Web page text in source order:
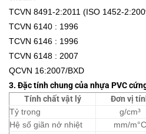
TCVN 8491-2:2011 (ISO 1452-
TCVN 6140 : 1996
TCVN 6146 : 1996
TCVN 6148 : 2007
QCVN 16:2007/BXD
3. Đặc tính chung của nhựa PVC
Tính chất vật lý
Đơn vị
Tỷ trọng
g/cm³
Hệ số giãn nở nhiệt
mm/m°C